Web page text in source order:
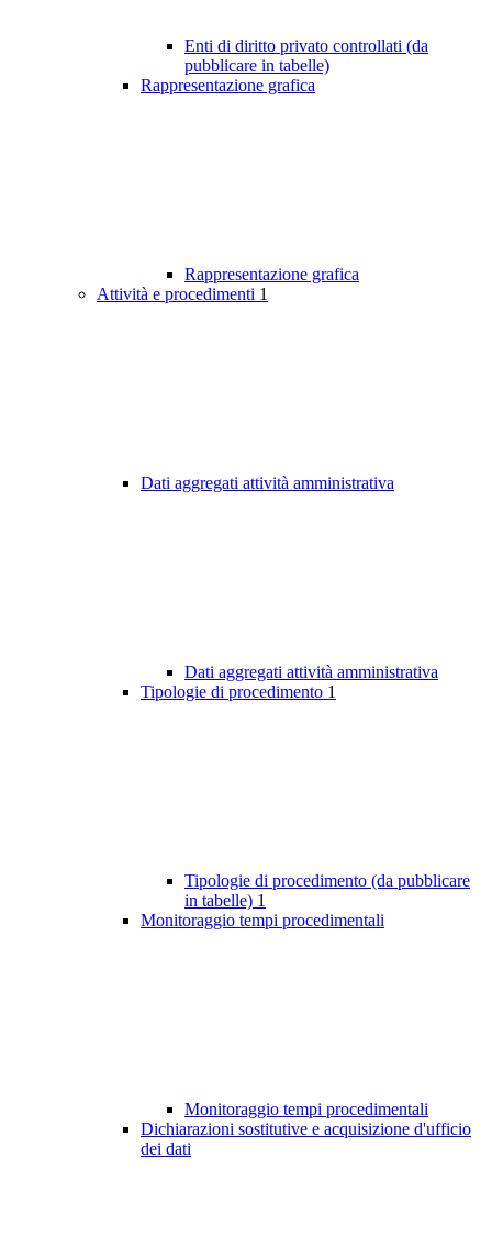
Enti di diritto privato controllati (da
pubblicare in tabelle)
Rappresentazione grafica
Rappresentazione grafica
Attività e procedimenti 1
Dati aggregati attività amministrativa
Dati aggregati attività amministrativa
Tipologie di procedimento 1
Tipologie di procedimento (da pubblicare
in tabelle) 1
Monitoraggio tempi procedimentali
Monitoraggio tempi procedimentali
Dichiarazioni sostitutive e acquisizione d'ufficio
dei dati